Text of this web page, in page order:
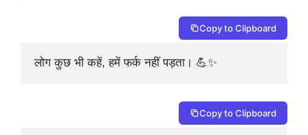
Copy to Clipboard
लोग कुछ भी कहें, हमें फर्क नहीं पड़ता। 💪✨
Copy to Clipboard